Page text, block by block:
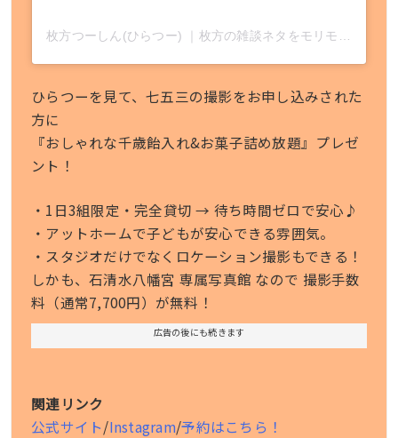
ひらつーを見て、七五三の撮影をお申し込みされた
方に
『おしゃれな千歳飴入れ&お菓子詰め放題』プレゼ
ント！
・1日3組限定・完全貸切 → 待ち時間ゼロで安心♪
・アットホームで子どもが安心できる雰囲気。
・スタジオだけでなくロケーション撮影もできる！
しかも、石清水八幡宮 専属写真館 なので 撮影手数
料（通常7,700円）が無料！
広告の後にも続きます
関連リンク
公式サイト/Instagram/予約はこちら！